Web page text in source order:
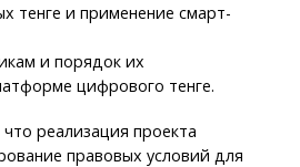
тенге и применение смарт-
и порядок их
цифрового тенге.
реализация проекта
правовых условий для